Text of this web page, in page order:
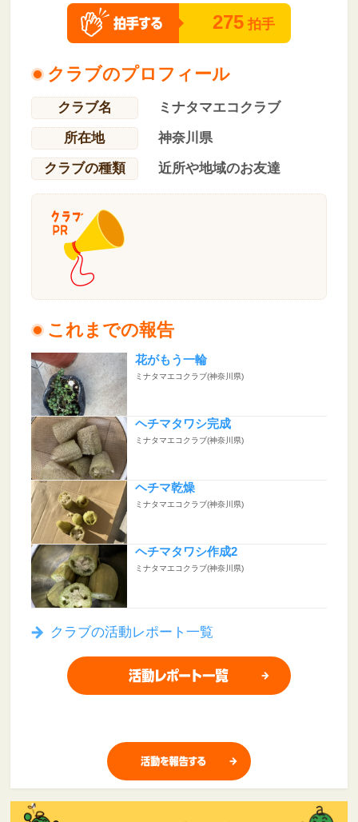
275 拍手
クラブのプロフィール
クラブ名
ミナタマエコクラブ
所在地
神奈川県
クラブの種類
近所や地域のお友達
これまでの報告
花がもう一輪
ミナタマエコクラブ(神奈川県)
ヘチマタワシ完成
ミナタマエコクラブ(神奈川県)
ヘチマ乾燥
ミナタマエコクラブ(神奈川県)
ヘチマタワシ作成2
ミナタマエコクラブ(神奈川県)
クラブの活動レポート一覧